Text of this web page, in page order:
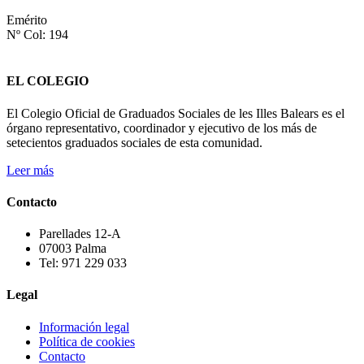
Emérito
Nº Col: 194
EL COLEGIO
El Colegio Oficial de Graduados Sociales de les Illes Balears es el
órgano representativo, coordinador y ejecutivo de los más de
setecientos graduados sociales de esta comunidad.
Leer más
Contacto
Parellades 12-A
07003 Palma
Tel: 971 229 033
Legal
Información legal
Política de cookies
Contacto